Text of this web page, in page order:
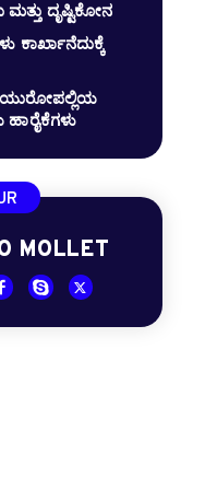
ದೃಷ್ಟಿಕೋನ
ಯುರೋಪಲ್ಲಿಯ
ಹಾರೈಕೆಗಳು
MOLLET